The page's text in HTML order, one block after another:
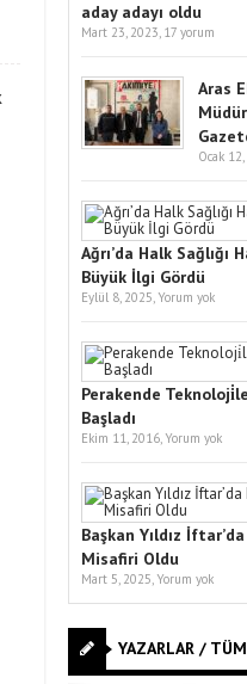
aday adayı oldu
Mart 23, 2023, 17 yorum
Aras
Ocak
Ağrı’da Halk
Büyük İlgi Gördü
Eylül 8, 2025, Yorum yok
Perakende
Başladı
Ekim 11, 2016, Yorum yok
Başkan Yıldız
Misafiri Oldu
Mart 5, 2025, Yorum yok
YAZARLAR /